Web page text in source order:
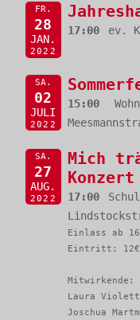
FR.
28
JAN.
2022
17:00 ev.
SA.
02
JULI
2022
15:00
SA.
27
AUG.
2022
Mich
Konzert
17:00
Einlass ab
Eintritt: 12€
Mitwirkende:
Laura
Joschua